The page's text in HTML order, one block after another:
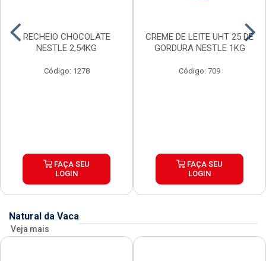
RECHEIO CHOCOLATE
NESTLE 2,54KG
Código: 1278
FAÇA SEU
LOGIN
CREME DE LEITE UHT 25 DE
GORDURA NESTLE 1KG
Código: 709
FAÇA SEU
LOGIN
Natural da Vaca
Veja mais